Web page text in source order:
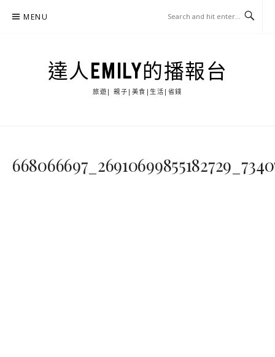
MENU
達人EMILY的播報台
旅遊| 親子|美食|生活|省錢